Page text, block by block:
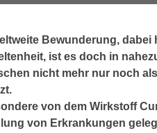
Bewunderung, dabei
ist es doch in
nicht mehr nur noch
von dem Wirkstoff
von Erkrankungen